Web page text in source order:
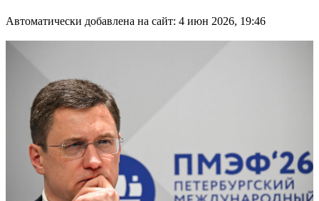
Автоматически добавлена на сайт: 4 июн 2026, 19:46